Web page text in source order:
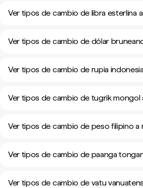
Ver tipos de cambio de libra esterlina
Ver tipos de cambio de dólar
Ver tipos de cambio de rupia
Ver tipos de cambio de tugrik mongol
Ver tipos de cambio de peso filipino a
Ver tipos de cambio de paanga
Ver tipos de cambio de vatu